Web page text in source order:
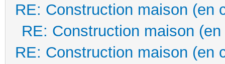
RE: Construction maison (en
RE: Construction maison
RE: Construction maison (en